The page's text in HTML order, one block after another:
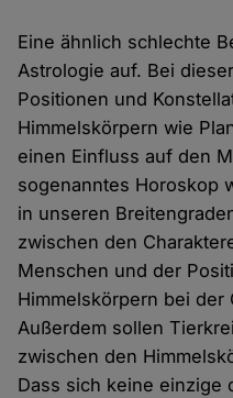
Eine ähnlich schlechte
Astrologie auf. Bei
Positionen und
Himmelskörpern wie
einen Einfluss auf den
sogenanntes Horoskop
in unseren
zwischen den
Menschen und der
Himmelskörpern bei der
Außerdem sollen
zwischen den
Dass sich keine einzige